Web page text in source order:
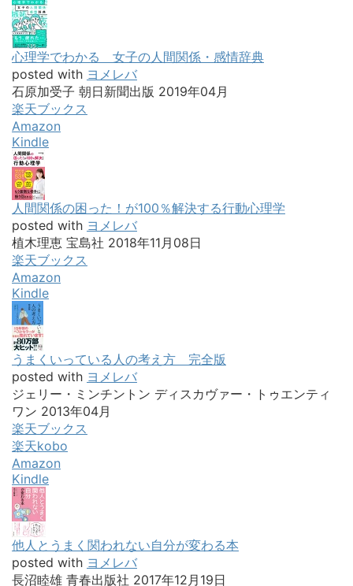
心理学でわかる 女子の人間関係・感情辞典
posted with ヨメレバ
石原加受子 朝日新聞出版 2019年04月
楽天ブックス
Amazon
Kindle
人間関係の困った！が100％解決する行動心理学
posted with ヨメレバ
植木理恵 宝島社 2018年11月08日
楽天ブックス
Amazon
Kindle
うまくいっている人の考え方 完全版
posted with ヨメレバ
ジェリー・ミンチントン ディスカヴァー・トゥエンティ
ワン 2013年04月
楽天ブックス
楽天kobo
Amazon
Kindle
他人とうまく関われない自分が変わる本
posted with ヨメレバ
長沼睦雄 青春出版社 2017年12月19日